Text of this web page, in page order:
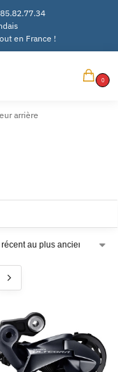
en France !
0
arrière